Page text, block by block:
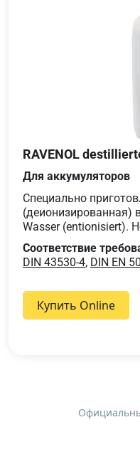
RAVENOL
Для аккумуляторов
Специально
(деионизированная)
Wasser (entionisiert).
Соответствие
DIN 43530-4, DIN EN
Купить Online